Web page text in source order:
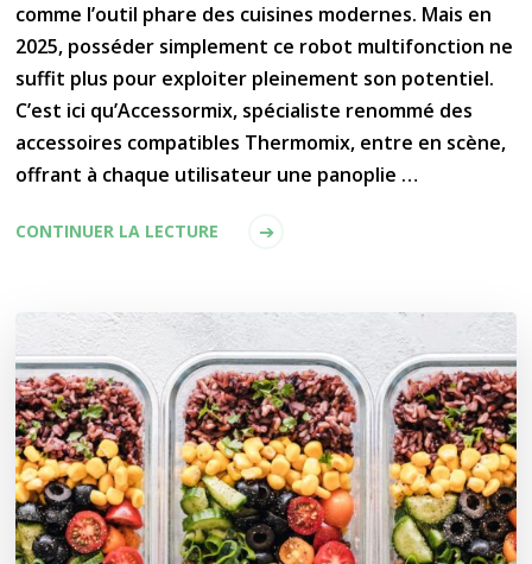
comme l’outil phare des cuisines modernes. Mais en
2025, posséder simplement ce robot multifonction ne
suffit plus pour exploiter pleinement son potentiel.
C’est ici qu’Accessormix, spécialiste renommé des
accessoires compatibles Thermomix, entre en scène,
offrant à chaque utilisateur une panoplie …
CONTINUER LA LECTURE